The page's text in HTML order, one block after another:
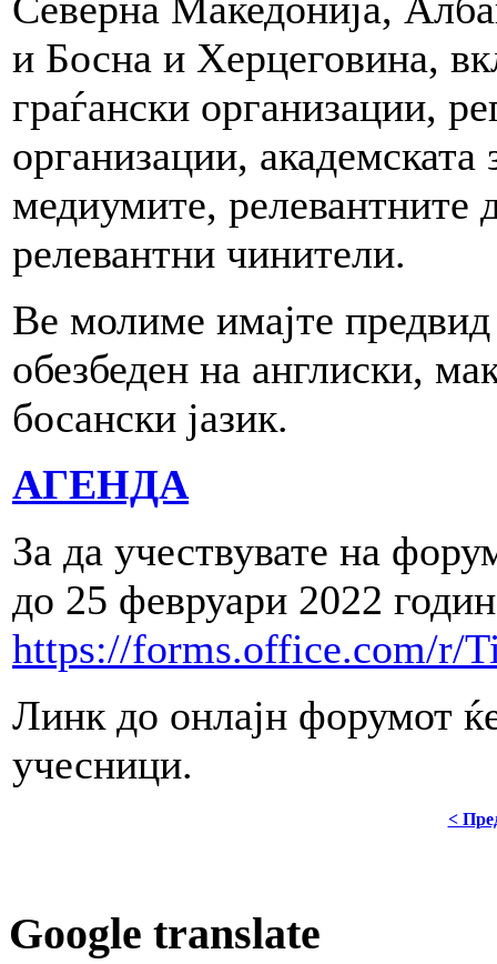
и Босна и Херцеговина,
граѓански организации,
организации,
медиумите, релевантните
релевантни чинители.
Ве молиме имајте
обезбеден на англиски,
босански јазик.
АГЕНДА
За да учествувате на
до 25 февруари 2022
https://forms.office.com/r/
Линк до онлајн форумот
учесници.
<
Google translate